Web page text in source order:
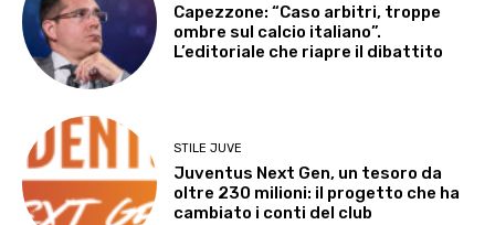
Capezzone: “Caso arbitri, troppe
ombre sul calcio italiano”.
L’editoriale che riapre il dibattito
STILE JUVE
Juventus Next Gen, un tesoro da
oltre 230 milioni: il progetto che ha
cambiato i conti del club